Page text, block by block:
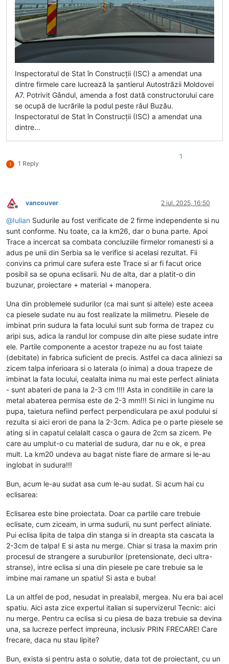
Inspectoratul de Stat în Construcții (ISC) a amendat una
dintre firmele care lucrează la șantierul Autostrăzii Moldovei
A7. Potrivit Gândul, amenda a fost dată constructorului care
se ocupă de lucrările la podul peste râul Buzău.
Inspectoratul de Stat în Construcții (ISC) a amendat una
dintre...
1 Reply
1
Deconectat
vancouver 2 iul. 2025, 16:50
@Iulian Sudurile au fost verificate de 2 firme independente si nu
sunt conforme. Nu toate, ca la km26, dar o buna parte. Apoi
Trace a incercat sa combata concluziile firmelor romanesti si a
adus pe unii din Serbia sa le verifice si acelasi rezultat. Fii
convins ca primul care sufera este Trace si ar fi facut orice
posibil sa se opuna eclisarii. Nu de alta, dar a platit-o din
buzunar, proiectare + material + manopera.
Una din problemele sudurilor (ca mai sunt si altele) este aceea
ca piesele sudate nu au fost realizate la milimetru. Piesele de
imbinat prin sudura la fata locului sunt sub forma de trapez cu
aripi sus, adica la randul lor compuse din alte piese sudate intre
ele. Partile componente a acestor trapeze nu au fost taiate
(debitate) in fabrica suficient de precis. Astfel ca daca aliniezi sa
zicem talpa inferioara si o laterala (o inima) a doua trapeze de
imbinat la fata locului, cealalta inima nu mai este perfect aliniata
- sunt abateri de pana la 2-3 cm !!!! Asta in conditiile in care la
metal abaterea permisa este de 2-3 mm!!! Si nici in lungime nu
pupa, taietura nefiind perfect perpendiculara pe axul podului si
rezulta si aici erori de pana la 2-3cm. Adica pe o parte piesele se
ating si in capatul celalalt casca o gaura de 2cm sa zicem. Pe
care au umplut-o cu material de sudura, dar nu e ok, e prea
mult. La km20 undeva au bagat niste fiare de armare si le-au
inglobat in sudura!!!
Bun, acum le-au sudat asa cum le-au sudat. Si acum hai cu
eclisarea:
Eclisarea este bine proiectata. Doar ca partile care trebuie
eclisate, cum ziceam, in urma sudurii, nu sunt perfect aliniate.
Pui eclisa lipita de talpa din stanga si in dreapta sta cascata la
2-3cm de talpa! E si asta nu merge. Chiar si trasa la maxim prin
procesul de strangere a suruburilor (pretensionate, deci ultra-
stranse), intre eclisa si una din piesele pe care trebuie sa le
imbine mai ramane un spatiu! Si asta e buba!
La un altfel de pod, nesudat in prealabil, mergea. Nu era bai acel
spatiu. Aici asta zice expertul italian si supervizerul Tecnic: aici
nu merge. Pentru ca eclisa si cu piesa de baza trebuie sa devina
una, sa lucreze perfect impreuna, inclusiv PRIN FRECARE! Care
frecare, daca nu stau lipite?
Bun, exista si pentru asta o solutie, data tot de proiectant, cu un